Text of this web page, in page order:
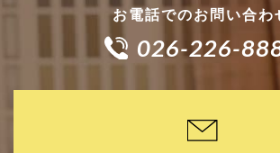
お電話でのお問い合わ
026-226-